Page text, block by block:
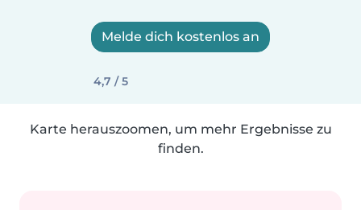
Melde dich kostenlos an
4,7 / 5
Karte herauszoomen, um mehr Ergebnisse zu
finden.